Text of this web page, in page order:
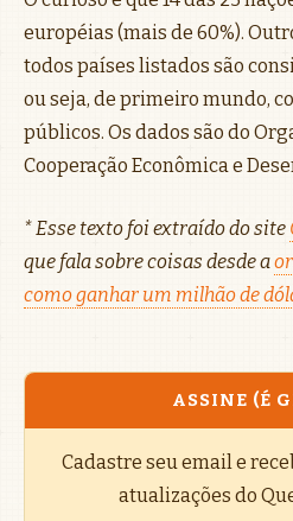
européias (mais de 60%).
todos países listados são
ou seja, de primeiro mundo,
públicos. Os dados são do
Cooperação Econômica e
* Esse texto foi extraído do site
que fala sobre coisas desde a
como ganhar um milhão de
ASSINE (É
Cadastre seu email e
atualizações do